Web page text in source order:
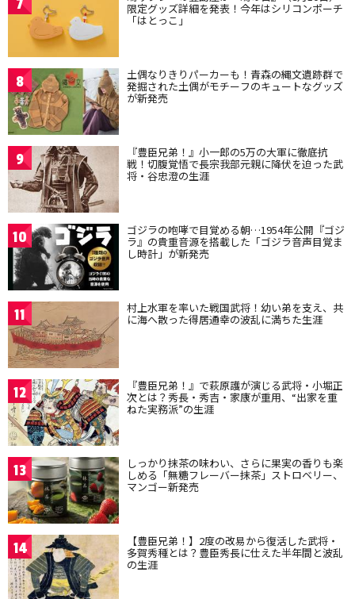
7 限定グッズ詳細を発表！今年はシリコンポーチ
「はとっこ」
8 土偶なりきりパーカーも！青森の縄文遺跡群で
発掘された土偶がモチーフのキュートなグッズ
が新発売
9 『豊臣兄弟！』小一郎の5万の大軍に徹底抗
戦！切腹覚悟で長宗我部元親に降伏を迫った武
将・谷忠澄の生涯
10 ゴジラの咆哮で目覚める朝…1954年公開『ゴジ
ラ』の貴重音源を搭載した「ゴジラ音声目覚ま
し時計」が新発売
11 村上水軍を率いた戦国武将！幼い弟を支え、共
に海へ散った得居通幸の波乱に満ちた生涯
12 『豊臣兄弟！』で萩原護が演じる武将・小堀正
次とは？秀長・秀吉・家康が重用、“出家を重
ねた実務派”の生涯
13 しっかり抹茶の味わい、さらに果実の香りも楽
しめる「無糖フレーバー抹茶」ストロベリー、
マンゴー新発売
14 【豊臣兄弟！】2度の改易から復活した武将・
多賀秀種とは？豊臣秀長に仕えた半年間と波乱
の生涯